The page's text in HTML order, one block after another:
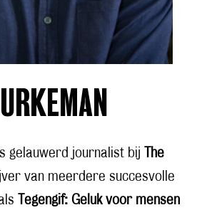
gelauwerd journalist bij
The
van meerdere succesvolle
Tegengif: Geluk voor mensen